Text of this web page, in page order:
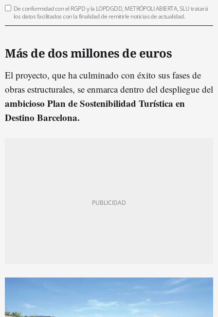
De conformidad con el RGPD y la LOPDGDD, METRÓPOLI ABIERTA, SLU tratará
los datos facilitados con la finalidad de remitirle noticias de actualidad.
Más de dos millones de euros
El proyecto, que ha culminado con éxito sus fases de
obras estructurales, se enmarca dentro del despliegue del
ambicioso Plan de Sostenibilidad Turística en
Destino Barcelona.